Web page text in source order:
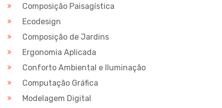
Composição Paisagística
Ecodesign
Composição de Jardins
Ergonomia Aplicada
Conforto Ambiental e Iluminação
Computação Gráfica
Modelagem Digital